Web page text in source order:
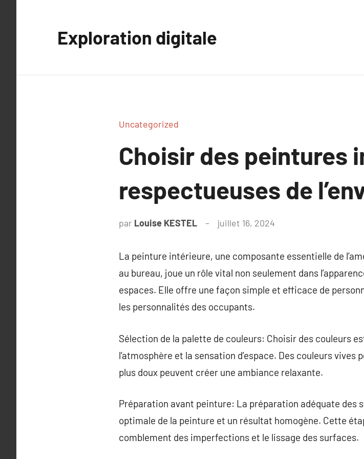
Exploration digitale
Uncategorized
Choisir des peintures
respectueuses de
par Louise KESTEL juillet 16, 2024
La peinture intérieure, une composante essentielle de
au bureau, joue un rôle vital non seulement dans
espaces. Elle offre une façon simple et efficace de
les personnalités des occupants.
Sélection de la palette de couleurs: Choisir des couleurs
l’atmosphère et la sensation d’espace. Des couleurs
plus doux peuvent créer une ambiance relaxante.
Préparation avant peinture: La préparation adéquate des
optimale de la peinture et un résultat homogène. Cette
comblement des imperfections et le lissage des surfaces.